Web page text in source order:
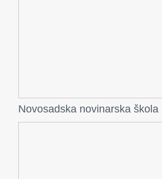
Novosadska novinarska škola